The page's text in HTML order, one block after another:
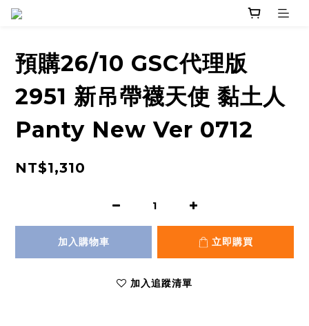
預購26/10 GSC代理版
2951 新吊帶襪天使 黏土人
Panty New Ver 0712
NT$1,310
加入購物車 立即購買
加入追蹤清單